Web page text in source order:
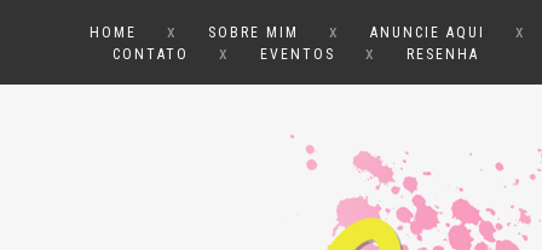
HOME x SOBRE MIM x ANUNCIE AQUI x
CONTATO x EVENTOS x RESENHA